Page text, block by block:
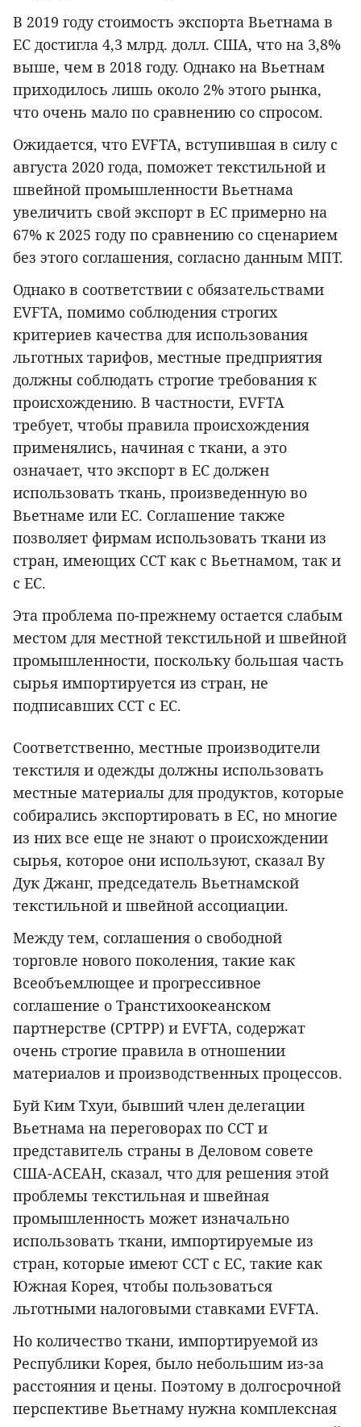
В 2019 году стоимость экспорта Вьетнама в
ЕС достигла 4,3 млрд. долл. США, что на 3,8%
выше, чем в 2018 году. Однако на Вьетнам
приходилось лишь около 2% этого рынка,
что очень мало по сравнению со спросом.
Ожидается, что EVFTA, вступившая в силу с
августа 2020 года, поможет текстильной и
швейной промышленности Вьетнама
увеличить свой экспорт в ЕС примерно на
67% к 2025 году по сравнению со сценарием
без этого соглашения, согласно данным МПТ.
Однако в соответствии с обязательствами
EVFTA, помимо соблюдения строгих
критериев качества для использования
льготных тарифов, местные предприятия
должны соблюдать строгие требования к
происхождению. В частности, EVFTA
требует, чтобы правила происхождения
применялись, начиная с ткани, а это
означает, что экспорт в ЕС должен
использовать ткань, произведенную во
Вьетнаме или ЕС. Соглашение также
позволяет фирмам использовать ткани из
стран, имеющих ССТ как с Вьетнамом, так и
с ЕС.
Эта проблема по-прежнему остается слабым
местом для местной текстильной и швейной
промышленности, поскольку большая часть
сырья импортируется из стран, не
подписавших ССТ с ЕС.
Соответственно, местные производители
текстиля и одежды должны использовать
местные материалы для продуктов, которые
собирались экспортировать в ЕС, но многие
из них все еще не знают о происхождении
сырья, которое они используют, сказал Ву
Дук Джанг, председатель Вьетнамcкой
текстильной и швейной ассоциации.
Между тем, соглашения о свободной
торговле нового поколения, такие как
Всеобъемлющее и прогрессивное
соглашение о Транстихоокеанском
партнерстве (CPTPP) и EVFTA, содержат
очень строгие правила в отношении
материалов и производственных процессов.
Буй Ким Тхуи, бывший член делегации
Вьетнама на переговорах по ССТ и
представитель страны в Деловом совете
США-АСЕАН, сказал, что для решения этой
проблемы текстильная и швейная
промышленность может изначально
использовать ткани, импортируемые из
стран, которые имеют ССТ с ЕС, такие как
Южная Корея, чтобы пользоваться
льготными налоговыми ставками EVFTA.
Но количество ткани, импортируемой из
Республики Корея, было небольшим из-за
расстояния и цены. Поэтому в долгосрочной
перспективе Вьетнаму нужна комплексная